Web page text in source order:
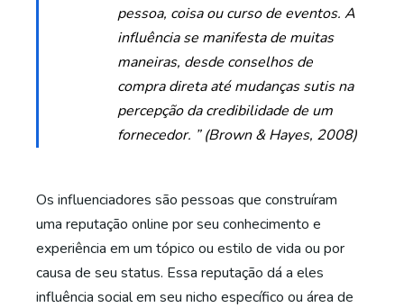
pessoa, coisa ou curso de eventos. A
influência se manifesta de muitas
maneiras, desde conselhos de
compra direta até mudanças sutis na
percepção da credibilidade de um
fornecedor. ” (Brown & Hayes, 2008)
Os influenciadores são pessoas que construíram
uma reputação online por seu conhecimento e
experiência em um tópico ou estilo de vida ou por
causa de seu status. Essa reputação dá a eles
influência social em seu nicho específico ou área de